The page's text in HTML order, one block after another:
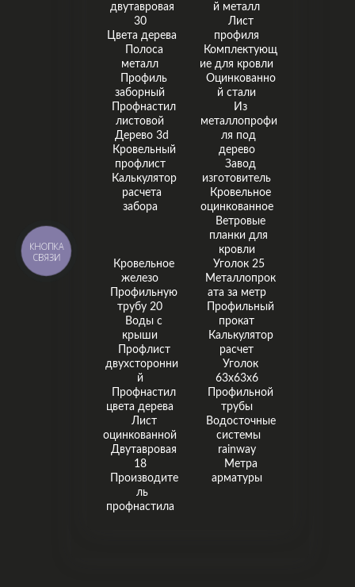
двутавровая
30
Цвета дерева
Полоса
металл
Профиль
заборный
Профнастил
листовой
Дерево 3d
Кровельный
профлист
Калькулятор
расчета
забора
й металл
Лист
профиля
Комплектующ
ие для кровли
Оцинкованно
й стали
Из
металлопрофи
ля под
дерево
Завод
изготовитель
Кровельное
оцинкованное
Ветровые
планки для
кровли
Кровельное
железо
Профильную
трубу 20
Воды с
крыши
Профлист
двухсторонни
й
Профнастил
цвета дерева
Лист
оцинкованной
Двутавровая
18
Производите
ль
профнастила
Уголок 25
Металлопрок
ата за метр
Профильный
прокат
Калькулятор
расчет
Уголок
63х63х6
Профильной
трубы
Водосточные
системы
rainway
Метра
арматуры
КНОПКА
СВЯЗИ